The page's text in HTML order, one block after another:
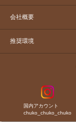
会社概要
推奨環境
国内アカウント
chuko_chuko_chuko